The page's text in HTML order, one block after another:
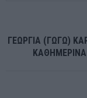
ΓΕΩΡΓΙΑ (ΓΩΓΩ)